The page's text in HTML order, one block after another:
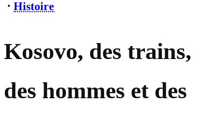
⋅ Histoire
Kosovo, des trains,
des hommes et des